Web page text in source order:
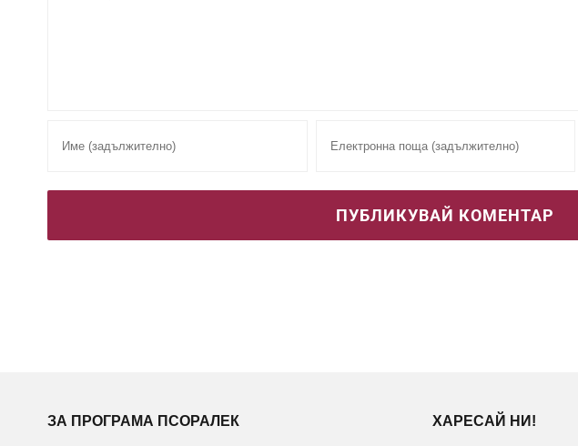
ЗА ПРОГРАМА ПСОРАЛЕК ХАРЕСАЙ НИ!